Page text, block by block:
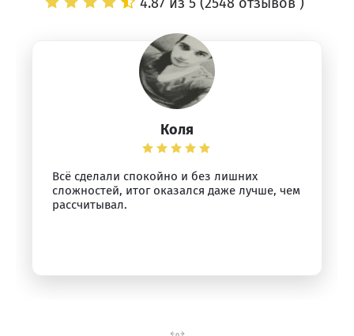
Коля
Всё сделали спокойно и без лишних
сложностей, итог оказался даже лучше, чем
рассчитывал.